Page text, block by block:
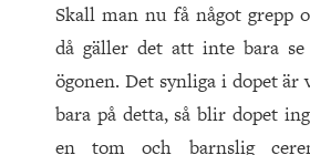
Skall man nu få något grepp
då gäller det att inte bara
ögonen. Det synliga i dopet är
bara på detta, så blir dopet
en tom och barnslig